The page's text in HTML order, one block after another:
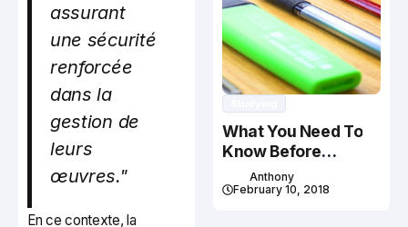
assurant
une sécurité
renforcée
dans la
gestion de
leurs
œuvres."
En ce contexte, la
What You Need To
Know Before
Studying In Canada
Anthony
February 10, 2018